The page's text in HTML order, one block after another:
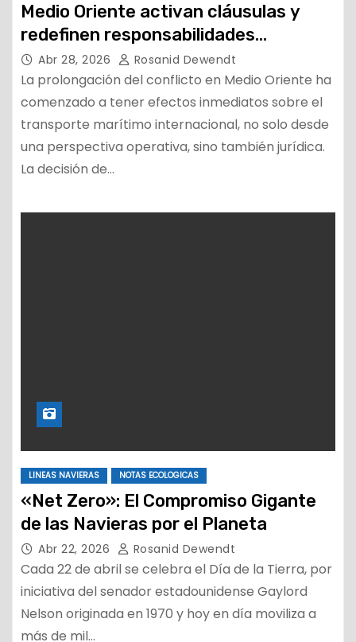
Medio Oriente activan cláusulas y
redefinen responsabilidades
marítimas
Abr 28, 2026 Rosanid Dewendt
La prolongación del conflicto en Medio Oriente ha
comenzado a tener efectos inmediatos sobre el
transporte marítimo internacional, no solo desde
una perspectiva operativa, sino también jurídica.
La decisión de…
LINEAS NAVIERAS NOTAS ECOLOGICAS
«Net Zero»: El Compromiso Gigante
de las Navieras por el Planeta
Abr 22, 2026 Rosanid Dewendt
Cada 22 de abril se celebra el Día de la Tierra, por
iniciativa del senador estadounidense Gaylord
Nelson originada en 1970 y hoy en día moviliza a
más de mil…